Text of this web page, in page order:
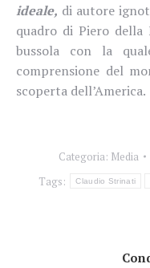
ideale, di autore
quadro di Piero della
bussola con la
comprensione del
scoperta dell’America.
Categoria: Media
Tags:
Claudio Strinati